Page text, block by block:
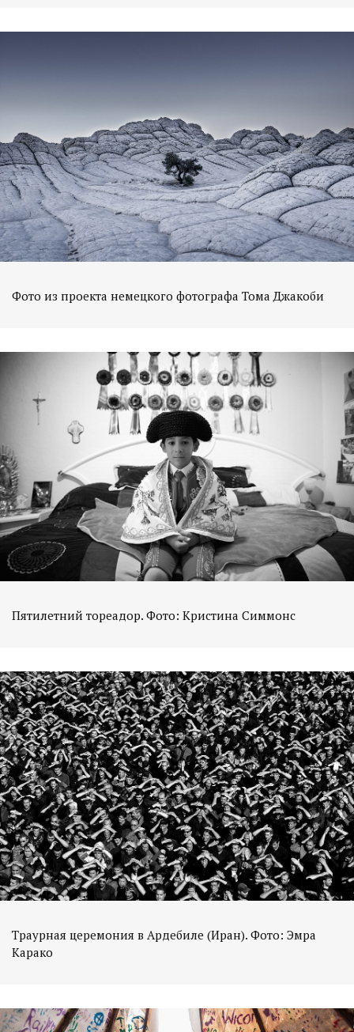
Фото из проекта немецкого фотографа Тома Джакоби
Пятилетний тореадор. Фото: Кристина Симмонс
Траурная церемония в Ардебиле (Иран). Фото: Эмра
Карако